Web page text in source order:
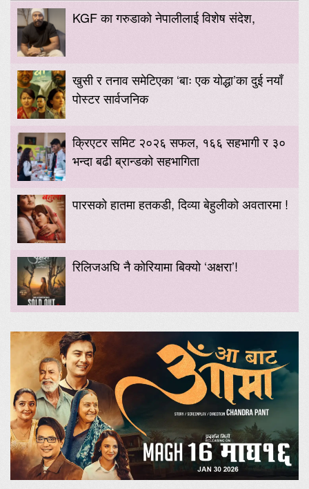
KGF का गरुडाको नेपालीलाई विशेष संदेश,
खुसी र तनाव समेटिएका ‘बाः एक योद्धा’का दुई नयाँ
पोस्टर सार्वजनिक
क्रिएटर समिट २०२६ सफल, १६६ सहभागी र ३०
भन्दा बढी ब्रान्डको सहभागिता
पारसको हातमा हतकडी, दिव्या बेहुलीको अवतारमा !
रिलिजअघि नै कोरियामा बिक्यो ‘अक्षरा’!